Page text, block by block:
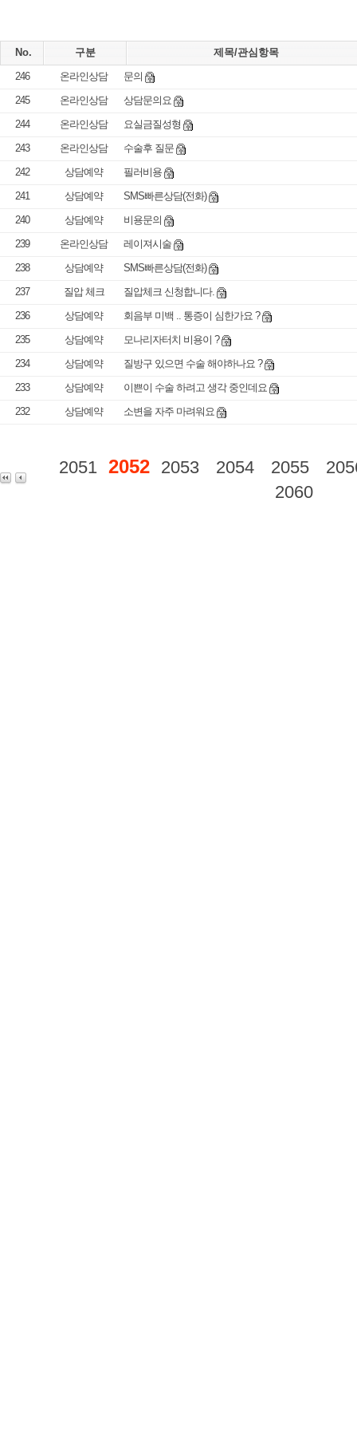
No. 구분
제목/관심항목
246
온라인상담
문의
245
온라인상담
상담문의요
244
온라인상담
요실금질성형
243
온라인상담
수술후 질문
242
상담예약
필러비용
241
상담예약
SMS빠른상담(전화)
240
상담예약
비용문의
239
온라인상담
레이져시술
238
상담예약
SMS빠른상담(전화)
237
질압 체크
질압체크 신청합니다.
236
상담예약
회음부 미백 .. 통증이 심한가요 ?
235
상담예약
모나리자터치 비용이 ?
234
상담예약
질방구 있으면 수술 해야하나요 ?
233
상담예약
이쁜이 수술 하려고 생각 중인데요
232
상담예약 소변을 자주 마려워요
2051 2052 2053 2054 2055
2060